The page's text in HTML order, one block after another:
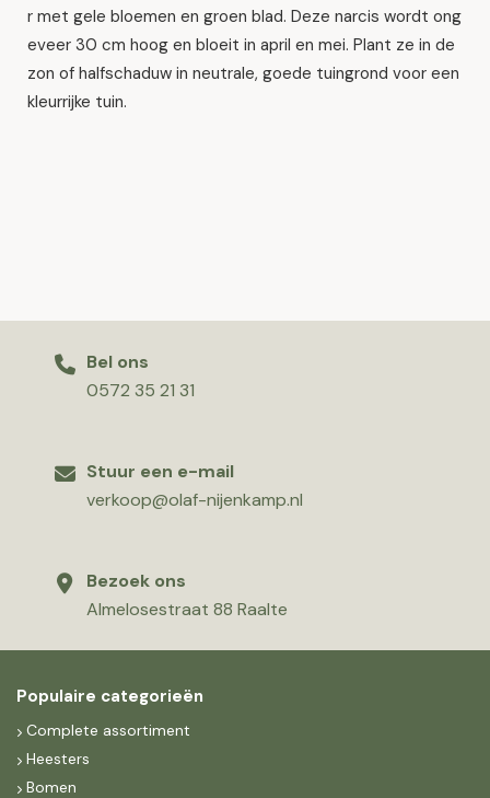
r met gele bloemen en groen blad. Deze narcis wordt ong
eveer 30 cm hoog en bloeit in april en mei. Plant ze in de
zon of halfschaduw in neutrale, goede tuingrond voor een
kleurrijke tuin.
Bel ons
0572 35 21 31
Stuur een e-mail
verkoop@olaf-nijenkamp.nl
Bezoek ons
Almelosestraat 88 Raalte
Populaire categorieën
Complete assortiment
Heesters
Bomen